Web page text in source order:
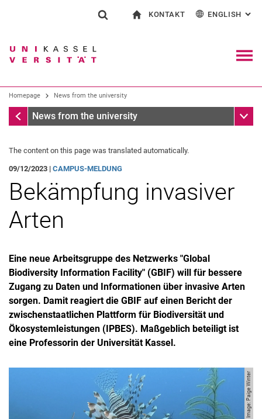
Jump directly to: content
Jump directly to: search
Jump directly to: main
Search (opens an external link in a
KONTAKT
Contact for press and public
Search facilities
ENGLISH :
Homepage News from the university
Homepage
News from the university Sub
The content on this page was translated automatically.
09/12/2023 | CAMPUS-MELDUNG
Bekämpfung invasiver
Arten
Eine neue Arbeitsgruppe des Netzwerks "Global
Biodiversity Information Facility" (GBIF) will für bessere
Zugang zu Daten und Informationen über invasive Arten
sorgen. Damit reagiert die GBIF auf einen Bericht der
zwischenstaatlichen Plattform für Biodiversität und
Ökosystemleistungen (IPBES). Maßgeblich beteiligt ist
eine Professorin der Universität Kassel.
Image: Paige Winter